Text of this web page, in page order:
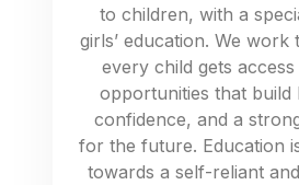
to children, with a
girls’ education. We work
every child gets
opportunities that build
confidence, and a
for the future. Education
towards a self-reliant